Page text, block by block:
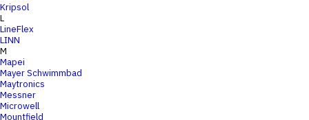
Kripsol
L
LineFlex
LINN
M
Mapei
Mayer Schwimmbad
Maytronics
Messner
Microwell
Mountfield